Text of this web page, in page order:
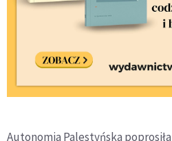
Autonomia Palestyńska